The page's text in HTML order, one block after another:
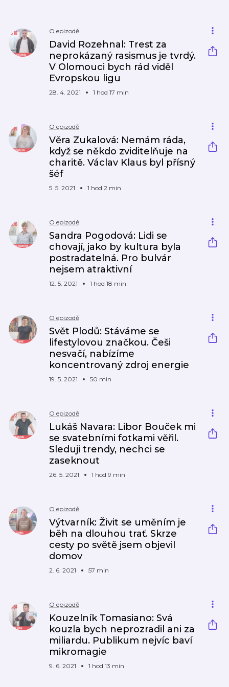
O epizodě
David Rozehnal: Trest za
neprokázaný rasismus je tvrdý.
V Olomouci bych rád viděl
Evropskou ligu
28. 4. 2021 1 hod 17 min
O epizodě
Věra Zukalová: Nemám ráda,
když se někdo zviditelňuje na
charitě. Václav Klaus byl přísný
šéf
5. 5. 2021 1 hod 2 min
O epizodě
Sandra Pogodová: Lidi se
chovají, jako by kultura byla
postradatelná. Pro bulvár
nejsem atraktivní
12. 5. 2021 1 hod 18 min
O epizodě
Svět Plodů: Stáváme se
lifestylovou značkou. Češi
nesvačí, nabízíme
koncentrovaný zdroj energie
19. 5. 2021 50 min
O epizodě
Lukáš Navara: Libor Bouček mi
se svatebními fotkami věřil.
Sleduji trendy, nechci se
zaseknout
26. 5. 2021 1 hod 9 min
O epizodě
Výtvarník: Živit se uměním je
běh na dlouhou trať. Skrze
cesty po světě jsem objevil
domov
2. 6. 2021 57 min
O epizodě
Kouzelník Tomasiano: Svá
kouzla bych neprozradil ani za
miliardu. Publikum nejvíc baví
mikromagie
9. 6. 2021 1 hod 13 min